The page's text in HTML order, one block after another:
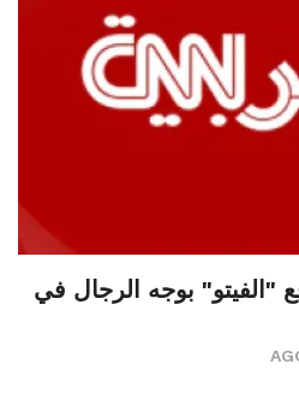
"الفيتو" بوجه الرجال في